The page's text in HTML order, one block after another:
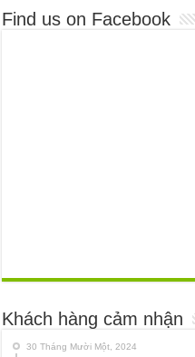
Find us on Facebook
Khách hàng cảm nhận
30 Tháng Mười Một, 2024